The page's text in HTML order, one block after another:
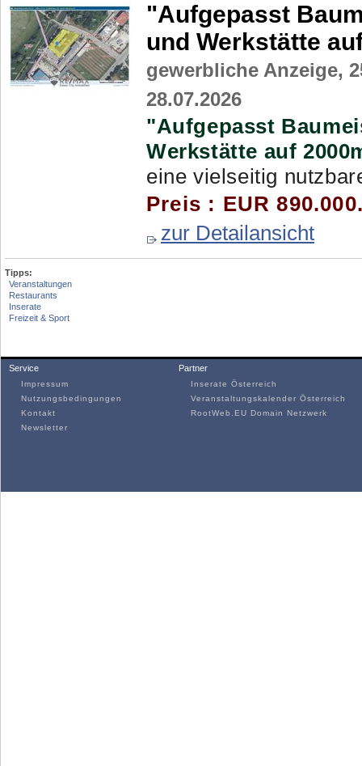
"Aufgepasst
und Werkstätte
gewerbliche Anzeige,
28.07.2026
"Aufgepasst
Werkstätte auf
eine vielseitig
Preis : EUR
zur Detailansicht
Tipps:
Veranstaltungen
Restaurants
Inserate
Freizeit & Sport
Service
Impressum
Nutzungsbedingungen
Kontakt
Newsletter
Partner
Inserate Österreich
Veranstaltungskalender Österreich
RootWeb.EU Domain Netzwerk